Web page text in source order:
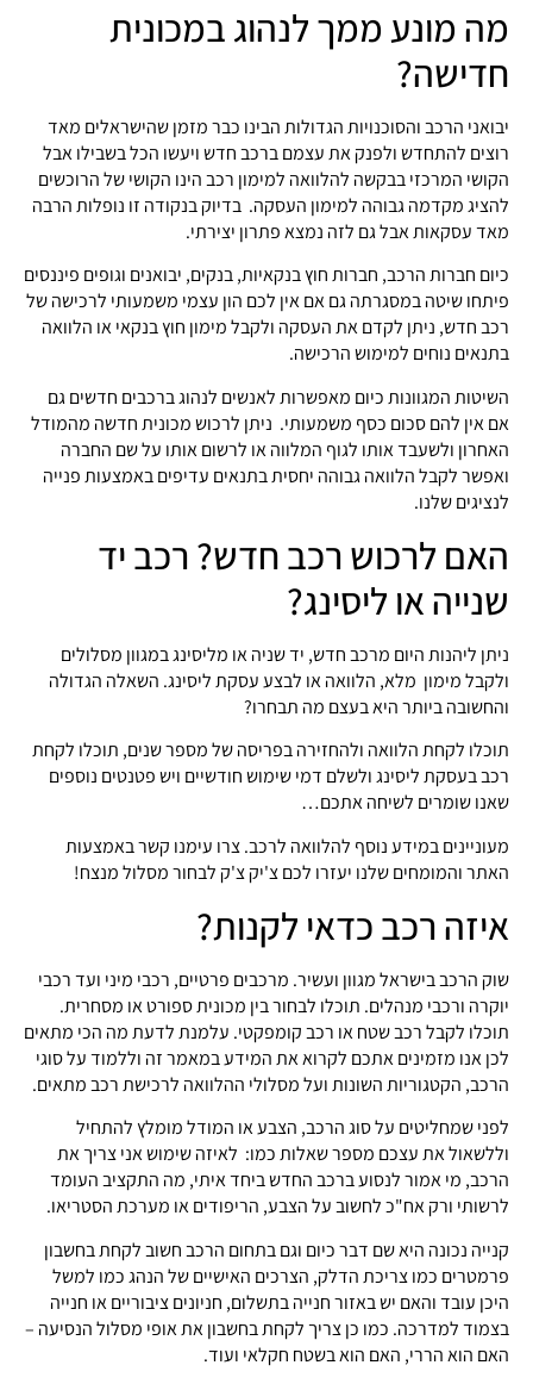
מה מונע ממך לנהוג במכונית
חדישה?
יבואני הרכב והסוכנויות הגדולות הבינו כבר מזמן שהישראלים מאד
רוצים להתחדש ולפנק את עצמם ברכב חדש ויעשו הכל בשבילו אבל
הקושי המרכזי בבקשה להלוואה למימון רכב הינו הקושי של הרוכשים
להציג מקדמה גבוהה למימון העסקה. בדיוק בנקודה זו נופלות הרבה
מאד עסקאות אבל גם לזה נמצא פתרון יצירתי.
כיום חברות הרכב, חברות חוץ בנקאיות, בנקים, יבואנים וגופים פיננסים
פיתחו שיטה במסגרתה גם אם אין לכם הון עצמי משמעותי לרכישה של
רכב חדש, ניתן לקדם את העסקה ולקבל מימון חוץ בנקאי או הלוואה
בתנאים נוחים למימוש הרכישה.
השיטות המגוונות כיום מאפשרות לאנשים לנהוג ברכבים חדשים גם
אם אין להם סכום כסף משמעותי. ניתן לרכוש מכונית חדשה מהמודל
האחרון ולשעבד אותו לגוף המלווה או לרשום אותו על שם החברה
ואפשר לקבל הלוואה גבוהה יחסית בתנאים עדיפים באמצעות פנייה
לנציגים שלנו.
האם לרכוש רכב חדש? רכב יד
שנייה או ליסינג?
ניתן ליהנות היום מרכב חדש, יד שניה או מליסינג במגוון מסלולים
ולקבל מימון מלא, הלוואה או לבצע עסקת ליסינג. השאלה הגדולה
והחשובה ביותר היא בעצם מה תבחרו?
תוכלו לקחת הלוואה ולהחזירה בפריסה של מספר שנים, תוכלו לקחת
רכב בעסקת ליסינג ולשלם דמי שימוש חודשיים ויש פטנטים נוספים
שאנו שומרים לשיחה אתכם…
מעוניינים במידע נוסף להלוואה לרכב. צרו עימנו קשר באמצעות
האתר והמומחים שלנו יעזרו לכם צ'יק צ'ק לבחור מסלול מנצח!
איזה רכב כדאי לקנות?
שוק הרכב בישראל מגוון ועשיר. מרכבים פרטיים, רכבי מיני ועד רכבי
יוקרה ורכבי מנהלים. תוכלו לבחור בין מכונית ספורט או מסחרית.
תוכלו לקבל רכב שטח או רכב קומפקטי. עלמנת לדעת מה הכי מתאים
לכן אנו מזמינים אתכם לקרוא את המידע במאמר זה וללמוד על סוגי
הרכב, הקטגוריות השונות ועל מסלולי ההלוואה לרכישת רכב מתאים.
לפני שמחליטים על סוג הרכב, הצבע או המודל מומלץ להתחיל
וללשאול את עצכם מספר שאלות כמו: לאיזה שימוש אני צריך את
הרכב, מי אמור לנסוע ברכב החדש ביחד איתי, מה התקציב העומד
לרשותי ורק אח"כ לחשוב על הצבע, הריפודים או מערכת הסטריאו.
קנייה נכונה היא שם דבר כיום וגם בתחום הרכב חשוב לקחת בחשבון
פרמטרים כמו צריכת הדלק, הצרכים האישיים של הנהג כמו למשל
היכן עובד והאם יש באזור חנייה בתשלום, חניונים ציבוריים או חנייה
בצמוד למדרכה. כמו כן צריך לקחת בחשבון את אופי מסלול הנסיעה –
האם הוא הררי, האם הוא בשטח חקלאי ועוד.